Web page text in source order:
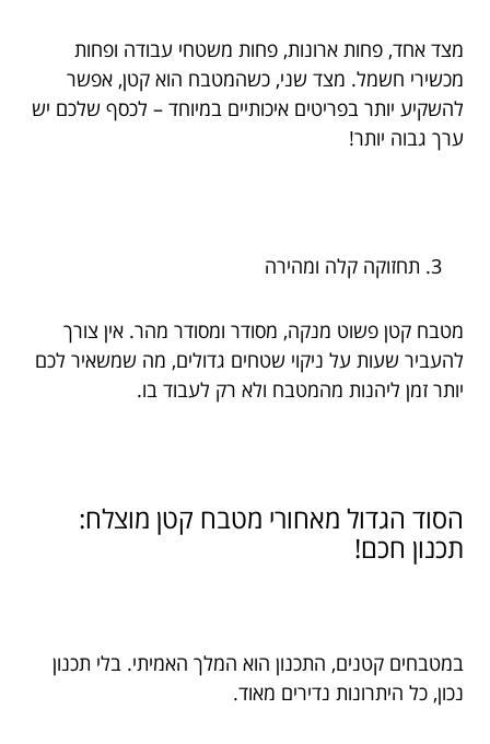
מצד אחד, פחות ארונות, פחות משטחי עבודה ופחות
מכשירי חשמל. מצד שני, כשהמטבח הוא קטן, אפשר
להשקיע יותר בפריטים איכותיים במיוחד – לכסף שלכם יש
ערך גבוה יותר!
תחזוקה קלה ומהירה
מטבח קטן פשוט מנקה, מסודר ומסודר מהר. אין צורך
להעביר שעות על ניקוי שטחים גדולים, מה שמשאיר לכם
יותר זמן ליהנות מהמטבח ולא רק לעבוד בו.
הסוד הגדול מאחורי מטבח קטן מוצלח:
תכנון חכם!
במטבחים קטנים, התכנון הוא המלך האמיתי. בלי תכנון
נכון, כל היתרונות נדירים מאוד.